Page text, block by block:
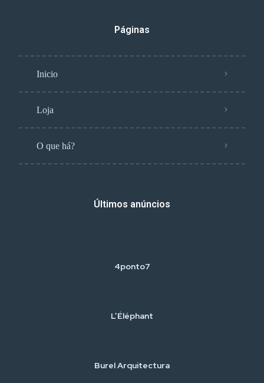
Páginas
Inicio
Loja
O que há?
Últimos anúncios
4ponto7
L’Éléphant
Burel Arquitectura